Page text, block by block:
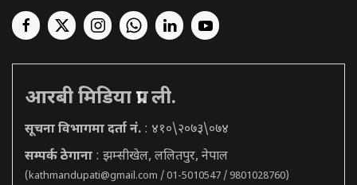
आरबी मिडिया प्रा. ली.
सूचना विभागमा दर्ता नं. : ४१०\२०७३\०७४
सम्पर्क ठेगाना : झम्सीखेल, ललितपुर, नेपाल
(kathmandupati@gmail.com / 01-5010547 / 9801028760)